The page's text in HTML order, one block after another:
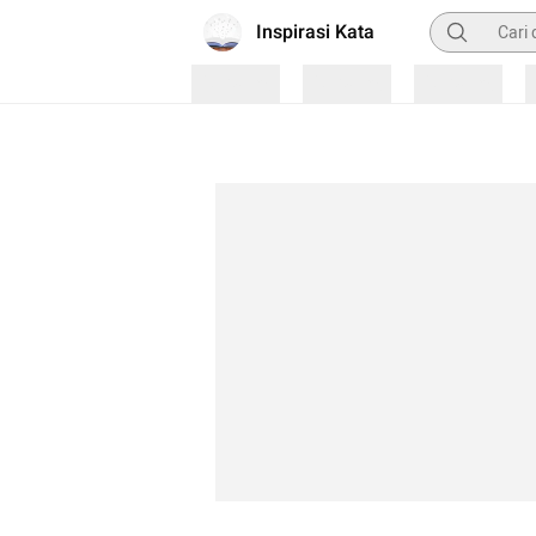
Inspirasi Kata Pencarian